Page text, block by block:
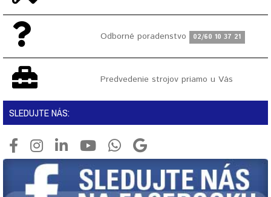
Odborné poradenstvo 02/60 10 37 21
Predvedenie strojov priamo u Vás
SLEDUJTE NÁS: